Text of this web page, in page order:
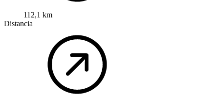
112,1 km
Distancia